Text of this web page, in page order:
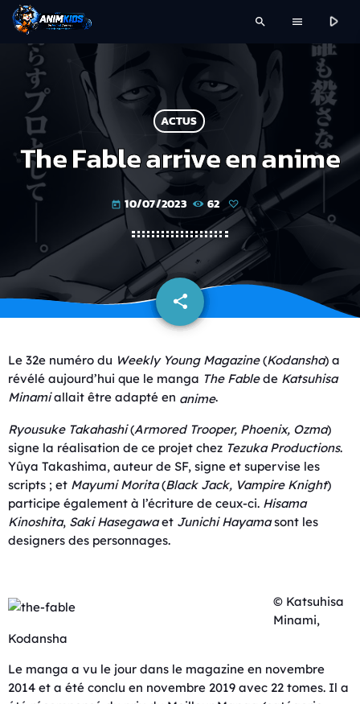
search menu play_arrow
ACTUS
The Fable arrive en anime
today 10/07/2023 62
share
email
Le 32e numéro du Weekly Young Magazine(Kodansha) a
révélé aujourd’hui que le manga The Fablede Katsuhisa
Minamiallait être adapté en anime.
Ryousuke Takahashi(Armored Trooper, Phoenix, Ozma)
signe la réalisation de ce projet chez Tezuka Productions.
Yûya Takashima, auteur de SF, signe et supervise les
scripts ; et Mayumi Morita(Black Jack, Vampire Knight)
participe également à l’écriture de ceux-ci. Hisama
Kinoshita, Saki Hasegawaet Junichi Hayamasont les
designers des personnages.
© Katsuhisa
Minami,
Kodansha
Le manga a vu le jour dans le magazine en novembre
2014 et a été conclu en novembre 2019 avec 22 tomes. Il a